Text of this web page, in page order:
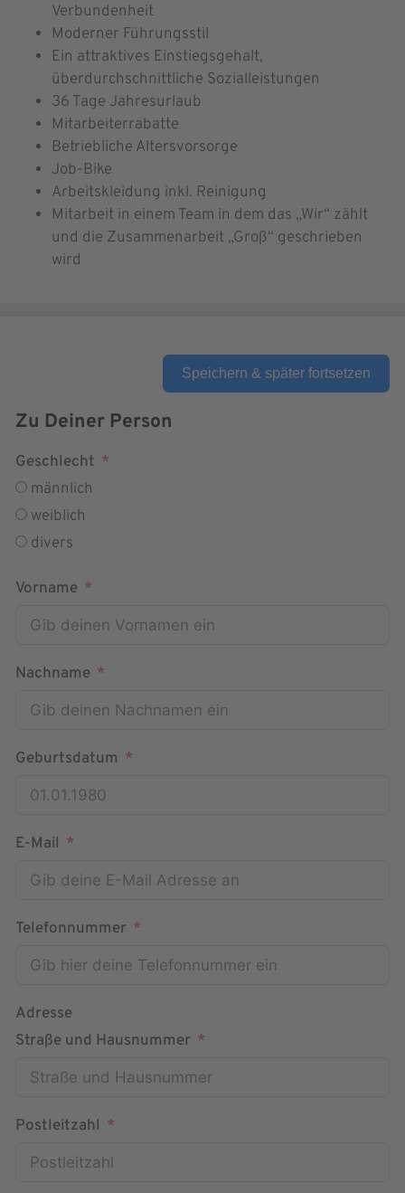
Verbundenheit
Moderner Führungsstil
Ein attraktives Einstiegsgehalt,
überdurchschnittliche Sozialleistungen
36 Tage Jahresurlaub
Mitarbeiterrabatte
Betriebliche Altersvorsorge
Job-Bike
Arbeitskleidung inkl. Reinigung
Mitarbeit in einem Team in dem das „Wir“ zählt
und die Zusammenarbeit „Groß“ geschrieben
wird
Speichern & später fortsetzen
Zu Deiner Person
Geschlecht
männlich
weiblich
divers
Vorname
Nachname
Geburtsdatum
E-Mail
Telefonnummer
Adresse
Straße und Hausnummer
Postleitzahl